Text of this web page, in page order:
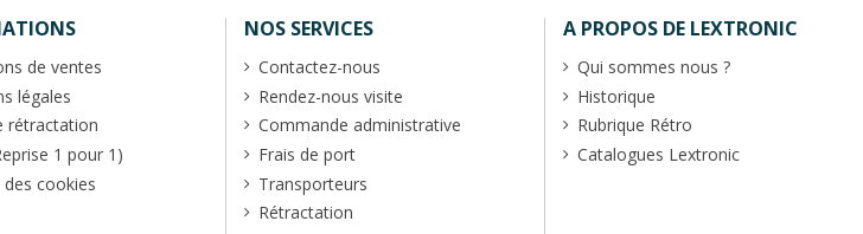
de ventes
légales
rétractation
1 pour 1)
cookies
NOS SERVICES
Contactez-nous
Rendez-nous visite
Commande administrative
Frais de port
Transporteurs
Rétractation
A PROPOS DE LEXTRONIC
Qui sommes nous ?
Historique
Rubrique Rétro
Catalogues Lextronic